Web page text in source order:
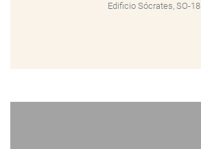
Edificio Sócrates, SO-18